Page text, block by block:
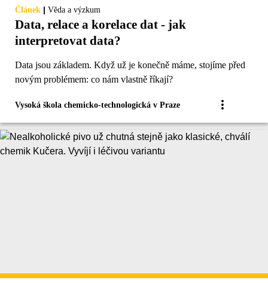
Článek | Věda a výzkum
Data, relace a korelace dat - jak
interpretovat data?
Data jsou základem. Když už je konečně máme, stojíme před
novým problémem: co nám vlastně říkají?
Vysoká škola chemicko-technologická v Praze